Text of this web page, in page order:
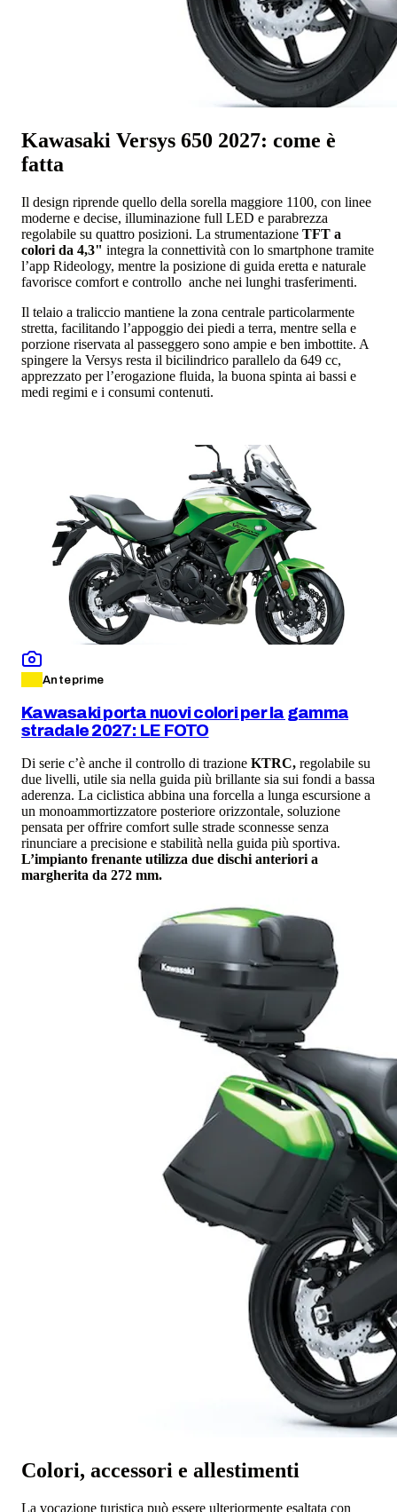
Kawasaki Versys 650 2027: come è
fatta
Il design riprende quello della sorella maggiore 1100, con linee
moderne e decise, illuminazione full LED e parabrezza
regolabile su quattro posizioni. La strumentazione TFT a
colori da 4,3" integra la connettività con lo smartphone tramite
l’app Rideology, mentre la posizione di guida eretta e naturale
favorisce comfort e controllo anche nei lunghi trasferimenti.
Il telaio a traliccio mantiene la zona centrale particolarmente
stretta, facilitando l’appoggio dei piedi a terra, mentre sella e
porzione riservata al passeggero sono ampie e ben imbottite. A
spingere la Versys resta il bicilindrico parallelo da 649 cc,
apprezzato per l’erogazione fluida, la buona spinta ai bassi e
medi regimi e i consumi contenuti.
Anteprime
Kawasaki porta nuovi colori per la gamma
stradale 2027: LE FOTO
Di serie c’è anche il controllo di trazione KTRC, regolabile su
due livelli, utile sia nella guida più brillante sia sui fondi a bassa
aderenza. La ciclistica abbina una forcella a lunga escursione a
un monoammortizzatore posteriore orizzontale, soluzione
pensata per offrire comfort sulle strade sconnesse senza
rinunciare a precisione e stabilità nella guida più sportiva.
L’impianto frenante utilizza due dischi anteriori a
margherita da 272 mm.
Colori, accessori e allestimenti
La vocazione turistica può essere ulteriormente esaltata con